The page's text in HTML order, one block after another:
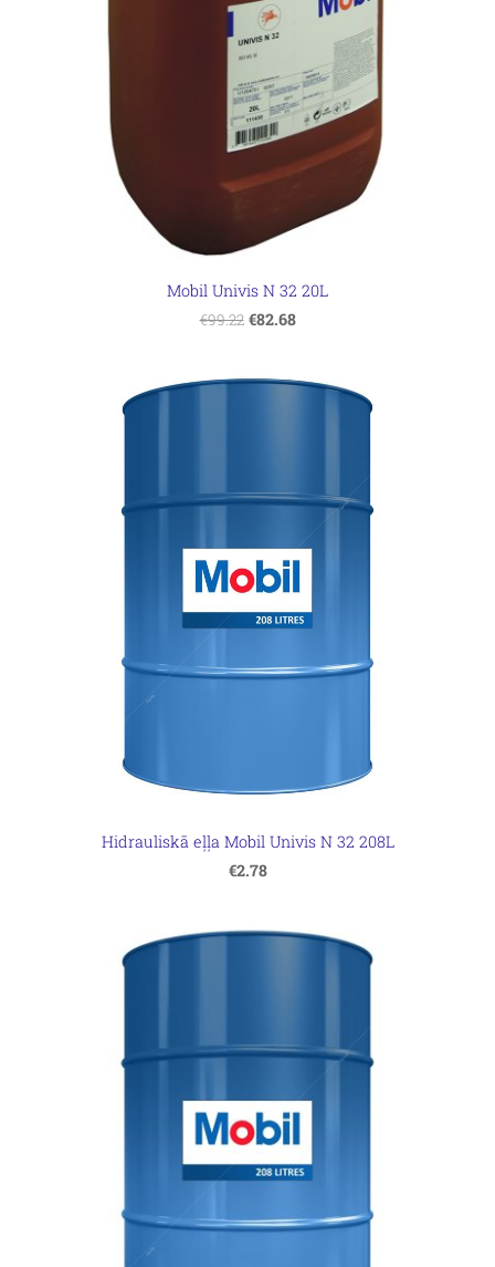
Mobil Univis N 32 20L
€99.22 €82.68
Hidrauliskā eļļa Mobil Univis N 32 208L
€2.78